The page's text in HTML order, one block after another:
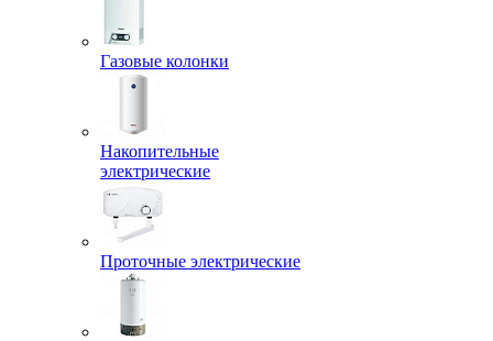
Газовые колонки
Накопительные
электрические
Проточные электрические